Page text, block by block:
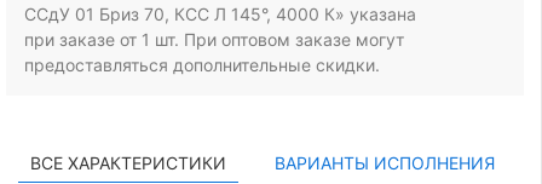
ССдУ 01 Бриз 70, КСС Л 145°, 4000 К» указана
при заказе от 1 шт. При оптовом заказе могут
предоставляться дополнительные скидки.
ВСЕ ХАРАКТЕРИСТИКИ
ВАРИАНТЫ ИСПОЛНЕНИЯ